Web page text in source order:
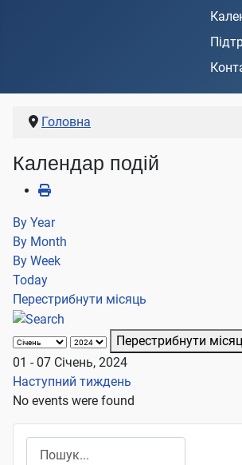
Головна
Календар подій
By Year
By Month
By Week
Today
Перестрибнути місяць
Перестрибнути
01 - 07 Січень, 2024
Наступний тиждень
No events were found